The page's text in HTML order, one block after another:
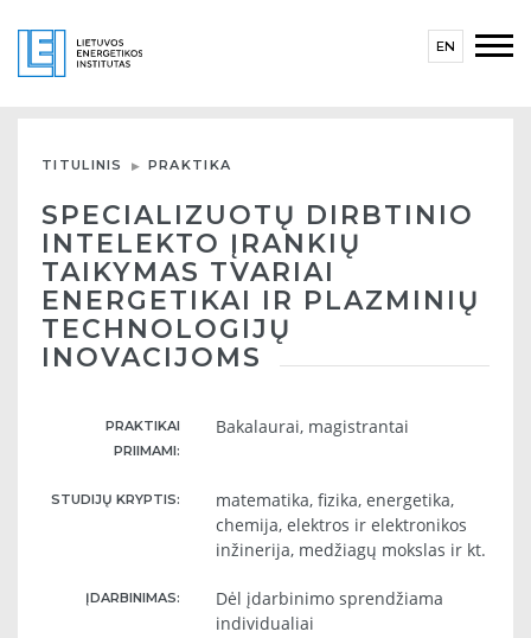
EN
TITULINIS PRAKTIKA
SPECIALIZUOTŲ DIRBTINIO
INTELEKTO ĮRANKIŲ
TAIKYMAS TVARIAI
ENERGETIKAI IR PLAZMINIŲ
TECHNOLOGIJŲ
INOVACIJOMS
PRAKTIKAI
PRIIMAMI:
Bakalaurai, magistrantai
STUDIJŲ KRYPTIS:
matematika, fizika, energetika,
chemija, elektros ir elektronikos
inžinerija, medžiagų mokslas ir kt.
ĮDARBINIMAS:
Dėl įdarbinimo sprendžiama
individualiai